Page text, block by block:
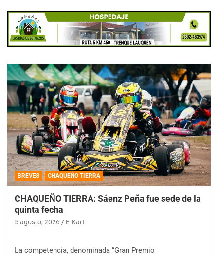
BREVES CHAQUEÑO TIERRA
CHAQUEÑO TIERRA: Sáenz Peña fue sede de la
quinta fecha
5 agosto, 2026 E-Kart
La competencia, denominada “Gran Premio